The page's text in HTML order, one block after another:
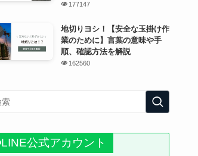
177147
地切りヨシ！【安全な玉掛け作
業のために】言葉の意味や手
順、確認方法を解説
162560
LINE公式アカウント